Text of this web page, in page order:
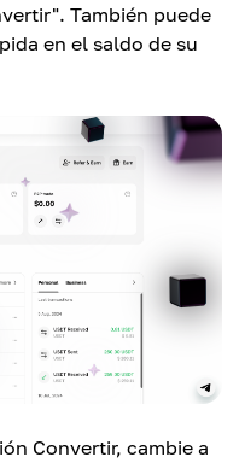
También puede
en el saldo de su
Convertir, cambie a